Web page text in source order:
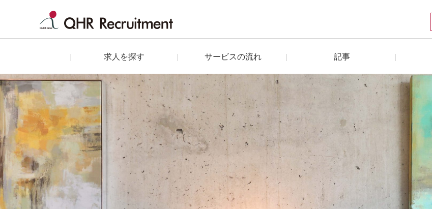
求人を探す サービスの流れ 記事